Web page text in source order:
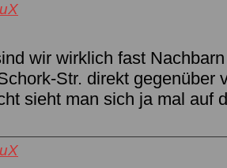
wir wirklich fast
Str. direkt gegenüber
sieht man sich ja mal auf